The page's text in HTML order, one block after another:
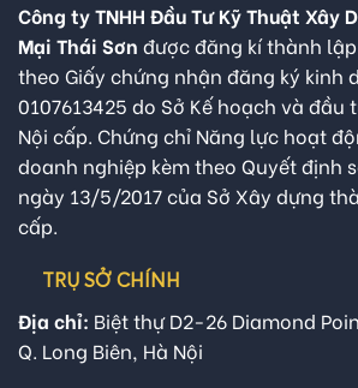
Công ty TNHH Đầu Tư Kỹ Thuật Xây
Mại Thái Sơn được đăng kí thành
theo Giấy chứng nhận đăng ký kinh
0107613425 do Sở Kế hoạch và đầu
Nội cấp. Chứng chỉ Năng lực hoạt
doanh nghiệp kèm theo Quyết định
ngày 13/5/2017 của Sở Xây dựng
cấp.
TRỤ SỞ CHÍNH
Địa chỉ: Biệt thự D2-26 Diamond
Q. Long Biên, Hà Nội